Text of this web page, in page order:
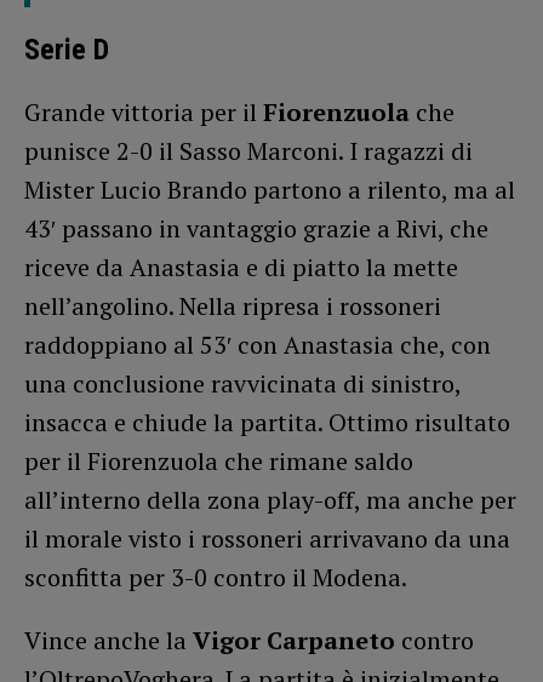
Serie D
Grande vittoria per il Fiorenzuola che
punisce 2-0 il Sasso Marconi. I ragazzi di
Mister Lucio Brando partono a rilento, ma al
43′ passano in vantaggio grazie a Rivi, che
riceve da Anastasia e di piatto la mette
nell’angolino. Nella ripresa i rossoneri
raddoppiano al 53′ con Anastasia che, con
una conclusione ravvicinata di sinistro,
insacca e chiude la partita. Ottimo risultato
per il Fiorenzuola che rimane saldo
all’interno della zona play-off, ma anche per
il morale visto i rossoneri arrivavano da una
sconfitta per 3-0 contro il Modena.
Vince anche la Vigor Carpaneto contro